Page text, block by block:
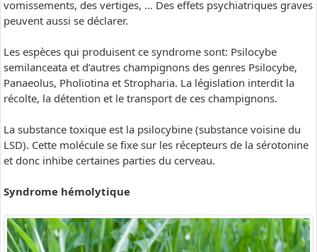
vomissements, des vertiges, … Des effets psychiatriques graves
peuvent aussi se déclarer.
Les espèces qui produisent ce syndrome sont: Psilocybe
semilanceata et d’autres champignons des genres Psilocybe,
Panaeolus, Pholiotina et Stropharia. La législation interdit la
récolte, la détention et le transport de ces champignons.
La substance toxique est la psilocybine (substance voisine du
LSD). Cette molécule se fixe sur les récepteurs de la sérotonine
et donc inhibe certaines parties du cerveau.
Syndrome hémolytique